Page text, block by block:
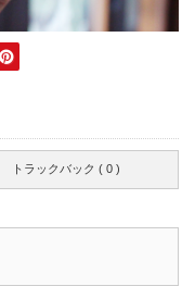
トラックバック ( 0 )